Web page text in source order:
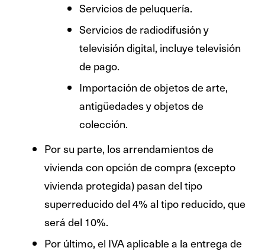
Servicios de peluquería.
Servicios de radiodifusión y
televisión digital, incluye televisión
de pago.
Importación de objetos de arte,
antigüedades y objetos de
colección.
Por su parte, los arrendamientos de
vivienda con opción de compra (excepto
vivienda protegida) pasan del tipo
superreducido del 4% al tipo reducido, que
será del 10%.
Por último, el IVA aplicable a la entrega de